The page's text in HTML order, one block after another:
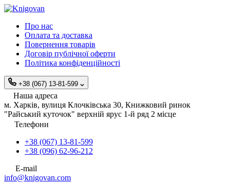
Про нас
Оплата та доставка
Повернення товарів
Договір публічної оферти
Політика конфіденційності
+38 (067) 13-81-599
Наша адреса
м. Харків, вулиця Клочківська 30, Книжковий ринок
"Райський куточок" верхній ярус 1-й ряд 2 місце
Телефони
+38 (067) 13-81-599
+38 (096) 62-96-212
E-mail
info@knigovan.com